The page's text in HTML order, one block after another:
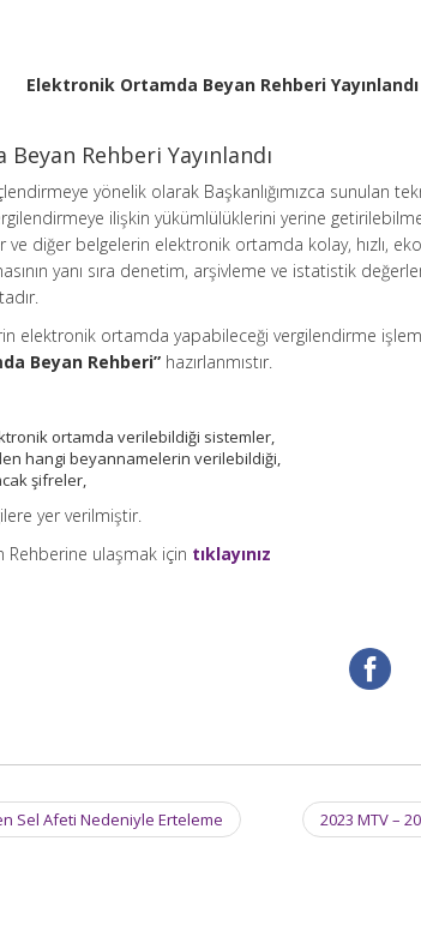
Elektronik Ortamda Beyan Rehberi Yayınlandı
Rehberi Yayınlandı
yönelik olarak Başkanlığımızca sunulan
ilişkin yükümlülüklerini yerine
diğer belgelerin elektronik ortamda kolay, hızlı,
yanı sıra denetim, arşivleme ve istatistik
elektronik ortamda yapabileceği vergilendirme
Beyan Rehberi” hazırlanmıstır.
ortamda verilebildiği sistemler,
hangi beyannamelerin verilebildiği,
şifreler,
yer verilmiştir.
Rehberine ulaşmak için tıklayınız
Sel Afeti Nedeniyle Erteleme 2023 MTV –